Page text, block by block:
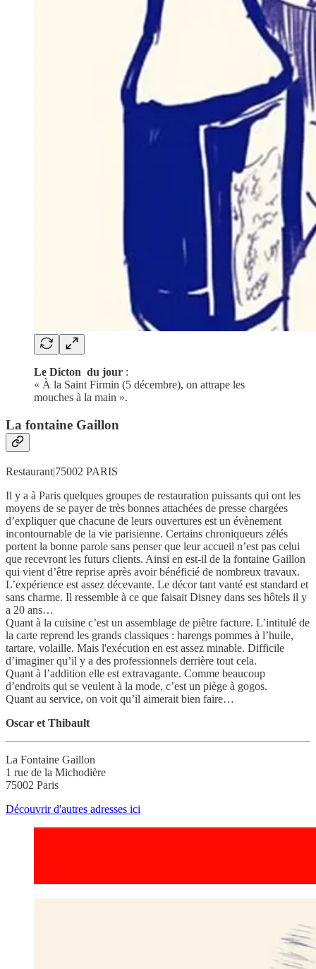
Le Dicton du jour :
« À la Saint Firmin (5 décembre), on attrape les
mouches à la main ».
La fontaine Gaillon
Restaurant|75002 PARIS
Il y a à Paris quelques groupes de restauration puissants qui ont les
moyens de se payer de très bonnes attachées de presse chargées
d’expliquer que chacune de leurs ouvertures est un évènement
incontournable de la vie parisienne. Certains chroniqueurs zélés
portent la bonne parole sans penser que leur accueil n’est pas celui
que recevront les futurs clients. Ainsi en est-il de la fontaine Gaillon
qui vient d’être reprise après avoir bénéficié de nombreux travaux.
L’expérience est assez décevante. Le décor tant vanté est standard et
sans charme. Il ressemble à ce que faisait Disney dans ses hôtels il y
a 20 ans…
Quant à la cuisine c’est un assemblage de piètre facture. L’intitulé de
la carte reprend les grands classiques : harengs pommes à l’huile,
tartare, volaille. Mais l'exécution en est assez minable. Difficile
d’imaginer qu’il y a des professionnels derrière tout cela.
Quant à l’addition elle est extravagante. Comme beaucoup
d’endroits qui se veulent à la mode, c’est un piège à gogos.
Quant au service, on voit qu’il aimerait bien faire…
Oscar et Thibault
La Fontaine Gaillon
1 rue de la Michodière
75002 Paris
Découvrir d'autres adresses ici